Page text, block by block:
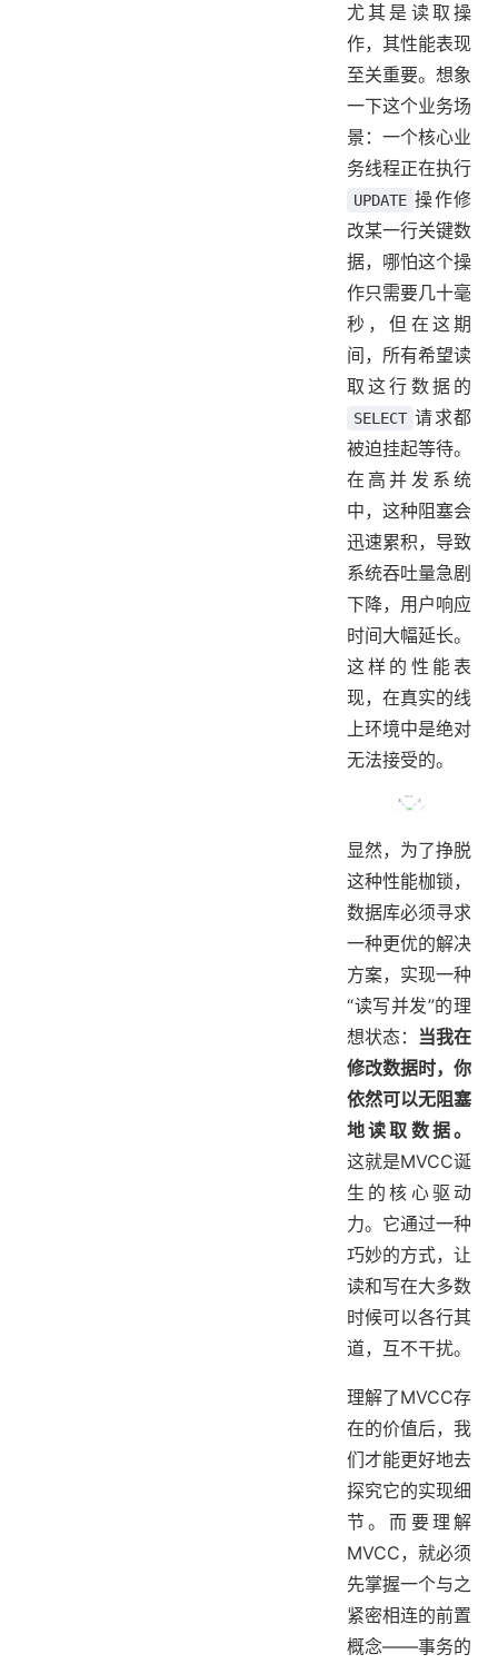
尤其是读取操
作，其性能表现
至关重要。想象
一下这个业务场
景：一个核心业
务线程正在执行
UPDATE 操作修
改某一行关键数
据，哪怕这个操
作只需要几十毫
秒，但在这期
间，所有希望读
取这行数据的
SELECT 请求都
被迫挂起等待。
在高并发系统
中，这种阻塞会
迅速累积，导致
系统吞吐量急剧
下降，用户响应
时间大幅延长。
这样的性能表
现，在真实的线
上环境中是绝对
无法接受的。
显然，为了挣脱
这种性能枷锁，
数据库必须寻求
一种更优的解决
方案，实现一种
“读写并发”的理
想状态： 当我在
修改数据时，你
依然可以无阻塞
地读取数据。
这就是MVCC诞
生的核心驱动
力。它通过一种
巧妙的方式，让
读和写在大多数
时候可以各行其
道，互不干扰。
理解了MVCC存
在的价值后，我
们才能更好地去
探究它的实现细
节。而要理解
MVCC，就必须
先掌握一个与之
紧密相连的前置
概念——事务的